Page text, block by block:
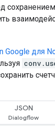
Google для
JSON